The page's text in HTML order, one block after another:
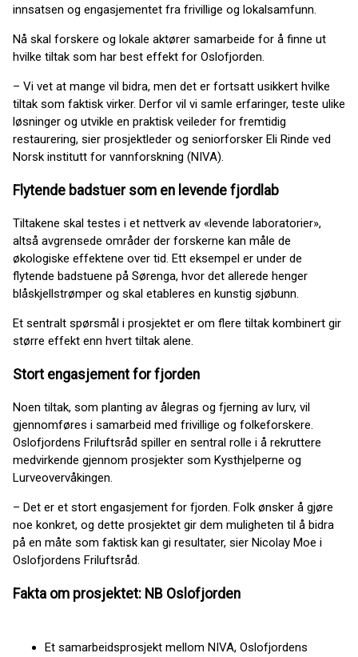
innsatsen og engasjementet fra frivillige og lokalsamfunn.
Nå skal forskere og lokale aktører samarbeide for å finne ut
hvilke tiltak som har best effekt for Oslofjorden.
– Vi vet at mange vil bidra, men det er fortsatt usikkert hvilke
tiltak som faktisk virker. Derfor vil vi samle erfaringer, teste ulike
løsninger og utvikle en praktisk veileder for fremtidig
restaurering, sier prosjektleder og seniorforsker Eli Rinde ved
Norsk institutt for vannforskning (NIVA).
Flytende badstuer som en levende fjordlab
Tiltakene skal testes i et nettverk av «levende laboratorier»,
altså avgrensede områder der forskerne kan måle de
økologiske effektene over tid. Ett eksempel er under de
flytende badstuene på Sørenga, hvor det allerede henger
blåskjellstrømper og skal etableres en kunstig sjøbunn.
Et sentralt spørsmål i prosjektet er om flere tiltak kombinert gir
større effekt enn hvert tiltak alene.
Stort engasjement for fjorden
Noen tiltak, som planting av ålegras og fjerning av lurv, vil
gjennomføres i samarbeid med frivillige og folkeforskere.
Oslofjordens Friluftsråd spiller en sentral rolle i å rekruttere
medvirkende gjennom prosjekter som Kysthjelperne og
Lurveovervåkingen.
– Det er et stort engasjement for fjorden. Folk ønsker å gjøre
noe konkret, og dette prosjektet gir dem muligheten til å bidra
på en måte som faktisk kan gi resultater, sier Nicolay Moe i
Oslofjordens Friluftsråd.
Fakta om prosjektet: NB Oslofjorden
Et samarbeidsprosjekt mellom NIVA, Oslofjordens